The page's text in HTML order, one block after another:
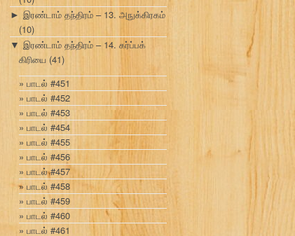
► இரண்டாம் தந்திரம் – 13. அநுக்கிரகம்
(10)
▼ இரண்டாம் தந்திரம் – 14. கர்ப்பக்
கிரியை (41)
பாடல் #451
பாடல் #452
பாடல் #453
பாடல் #454
பாடல் #455
பாடல் #456
பாடல் #457
பாடல் #458
பாடல் #459
பாடல் #460
பாடல் #461